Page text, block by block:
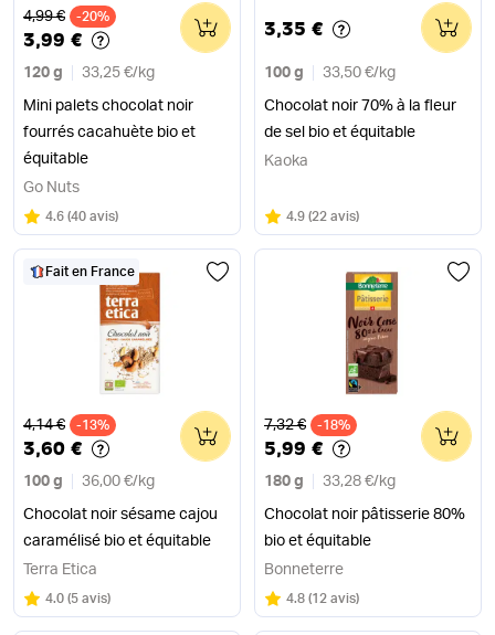
Ancien prix
4,99 € -20%
3,99 €
120 g 33,25 €/ kg
Mini palets chocolat noir
fourrés cacahuète bio et
équitable
0
Go Nuts
Note
4.6 sur 5
(40 avis)
3,35 €
100 g 33,50 €/ kg
Chocolat noir 70% à la fleur
de sel bio et équitable
0
Kaoka
Note
4.9 sur 5
(22 avis)
Fait en France
Ancien prix
4,14 € -13%
3,60 €
100 g 36,00 €/ kg
Chocolat noir sésame cajou
caramélisé bio et équitable
0
Terra Etica
Note
4.0 sur 5
(5 avis)
Ancien prix
7,32 € -18%
5,99 €
180 g 33,28 €/ kg
Chocolat noir pâtisserie 80%
bio et équitable
0
Bonneterre
Note
4.8 sur 5
(12 avis)